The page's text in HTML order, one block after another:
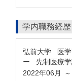
学内職務経歴
弘前大学 医学
ー 先制医療
2022年06月
～